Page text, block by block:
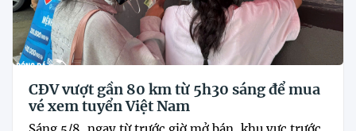
CĐV vượt gần 80 km từ 5h30 sáng để mua
vé xem tuyển Việt Nam